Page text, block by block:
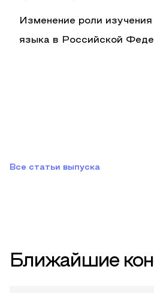
Изменение роли изучения
языка в Российской
Все статьи выпуска
Ближайшие